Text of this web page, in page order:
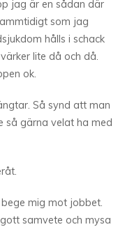
jag är en sådan där
som jag
hålls i schack
lite då och då.
ok.
Så synd att man
så gärna velat ha med
mig mot jobbet.
samvete och mysa